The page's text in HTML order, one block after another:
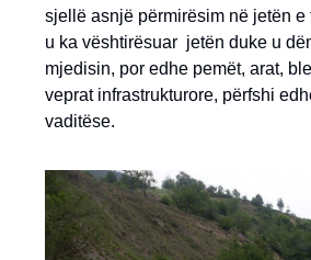
sjellë asnjë përmirësim në jetën e
u ka vështirësuar jetën duke u
mjedisin, por edhe pemët, arat,
veprat infrastrukturore, përfshi
vaditëse.